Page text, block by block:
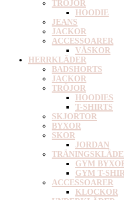
TRÖJOR
HOODIE
JEANS
JACKOR
ACCESSOARER
VÄSKOR
HERRKLÄDER
BADSHORTS
JACKOR
TRÖJOR
HOODIES
T-SHIRTS
SKJORTOR
BYXOR
SKOR
JORDAN
GYM
GYM T-
ACCESSOARER
KLOCKOR